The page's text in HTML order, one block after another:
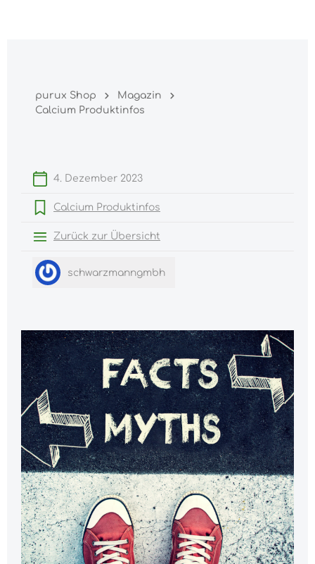
purux Shop
Magazin
Calcium Produktinfos
4. Dezember 2023
Calcium Produktinfos
Zurück zur Übersicht
schwarzmanngmbh